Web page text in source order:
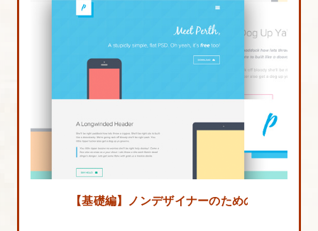
【基礎編】ノンデザイナーのためのWebデザ